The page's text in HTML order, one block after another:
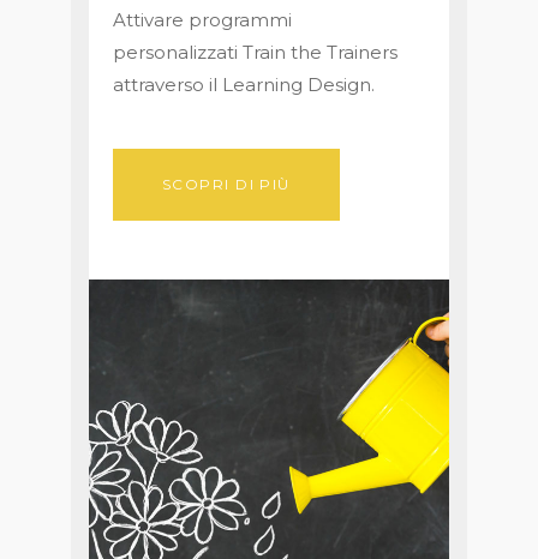
Attivare programmi
personalizzati Train the Trainers
attraverso il Learning Design.
SCOPRI DI PIÙ